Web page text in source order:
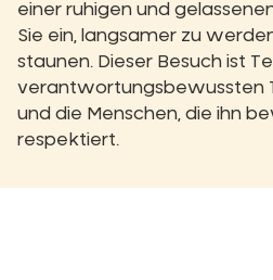
einer ruhigen und
Sie ein, langsamer zu
staunen. Dieser Besuch ist
verantwortungsbewussten
und die Menschen, die ihn
respektiert.